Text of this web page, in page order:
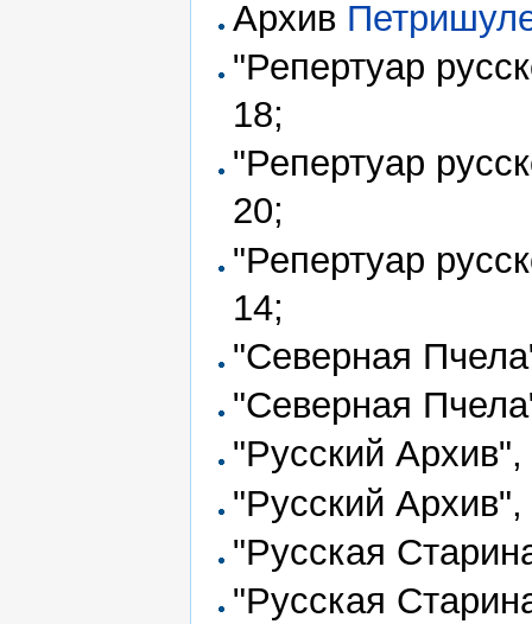
Архив
"Репертуар
18;
"Репертуар
20;
"Репертуар
14;
"Северная
"Северная
"Русский
"Русский
"Pусская
"Pусская